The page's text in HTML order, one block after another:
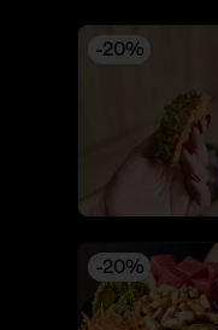
-20%
-20%